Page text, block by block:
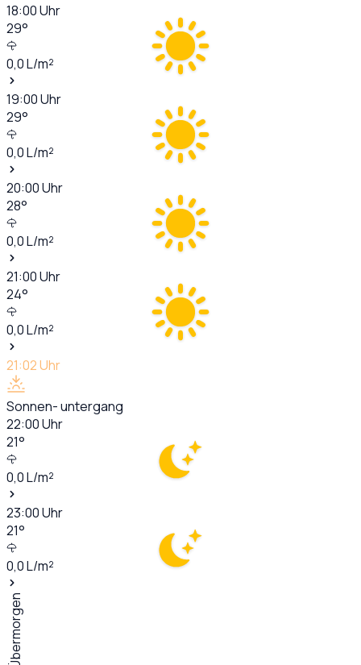
18:00Uhr
29°
0,0L/m²
19:00Uhr
29°
0,0L/m²
20:00Uhr
28°
0,0L/m²
21:00Uhr
24°
0,0L/m²
21:02Uhr
Sonnen- untergang
22:00Uhr
21°
0,0L/m²
23:00Uhr
21°
0,0L/m²
Übermorgen